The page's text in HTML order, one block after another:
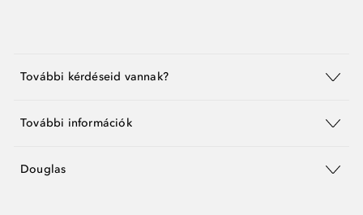
További kérdéseid vannak?
További információk
Douglas